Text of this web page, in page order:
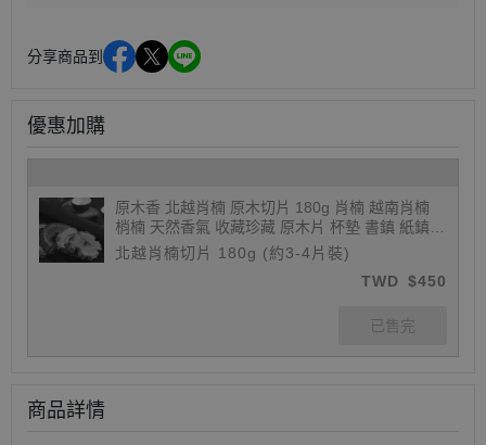
分享商品到
優惠加購
原木香 北越肖楠 原木切片 180g 肖楠 越南肖楠
梢楠 天然香氣 收藏珍藏 原木片 杯墊 書鎮 紙鎮
開運 避邪 天然原木塊
北越肖楠切片 180g (約3-4片裝)
TWD $450
商品詳情